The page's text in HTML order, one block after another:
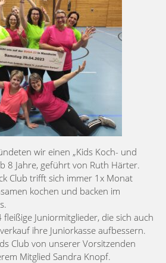
wir einen „Kids Koch- und
8 Jahre, geführt von Ruth Härter.
Club trifft sich immer 1x Monat
kochen und backen im
Juniormitglieder, die sich auch
ihre Juniorkasse aufbessern.
Club von unserer Vorsitzenden
Mitglied Sandra Knopf.